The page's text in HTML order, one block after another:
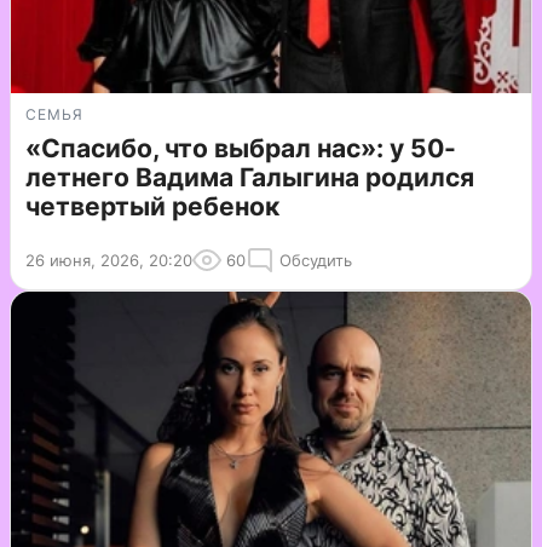
СЕМЬЯ
«Спасибо, что выбрал нас»: у 50-
летнего Вадима Галыгина родился
четвертый ребенок
26 июня, 2026, 20:20 60 Обсудить